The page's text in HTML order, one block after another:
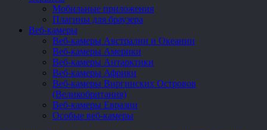
Мобильные приложения
Плагины для браузера
Веб-камеры
Веб-камеры Австралии и Океании
Веб-камеры Америки
Веб-камеры Антарктики
Веб-камеры Африки
Веб-камеры Виргинских Островов
(Великобритания)
Веб-камеры Евразии
Особые веб-камеры